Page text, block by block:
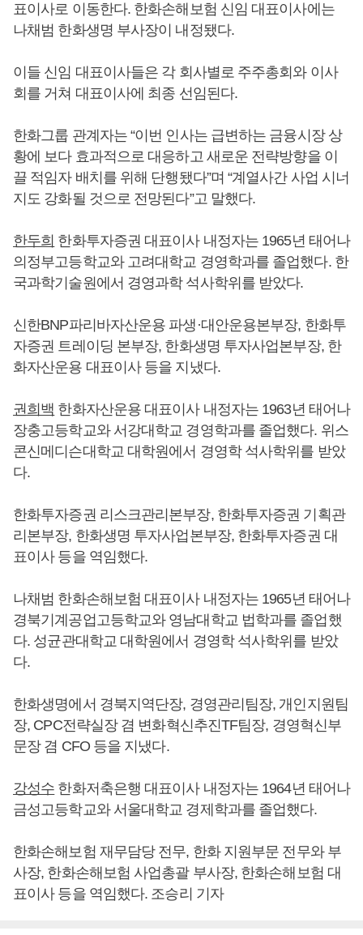
표이사로 이동한다. 한화손해보험 신임 대표이사에는
나채범 한화생명 부사장이 내정됐다.
이들 신임 대표이사들은 각 회사별로 주주총회와 이사
회를 거쳐 대표이사에 최종 선임된다.
한화그룹 관계자는 “이번 인사는 급변하는 금융시장 상
황에 보다 효과적으로 대응하고 새로운 전략방향을 이
끌 적임자 배치를 위해 단행됐다”며 “계열사간 사업 시너
지도 강화될 것으로 전망된다”고 말했다.
한두희 한화투자증권 대표이사 내정자는 1965년 태어나
의정부고등학교와 고려대학교 경영학과를 졸업했다. 한
국과학기술원에서 경영과학 석사학위를 받았다.
신한BNP파리바자산운용 파생·대안운용본부장, 한화투
자증권 트레이딩 본부장, 한화생명 투자사업본부장, 한
화자산운용 대표이사 등을 지냈다.
권희백 한화자산운용 대표이사 내정자는 1963년 태어나
장충고등학교와 서강대학교 경영학과를 졸업했다. 위스
콘신메디슨대학교 대학원에서 경영학 석사학위를 받았
다.
한화투자증권 리스크관리본부장, 한화투자증권 기획관
리본부장, 한화생명 투자사업본부장, 한화투자증권 대
표이사 등을 역임했다.
나채범 한화손해보험 대표이사 내정자는 1965년 태어나
경북기계공업고등학교와 영남대학교 법학과를 졸업했
다. 성균관대학교 대학원에서 경영학 석사학위를 받았
다.
한화생명에서 경북지역단장, 경영관리팀장, 개인지원팀
장, CPC전략실장 겸 변화혁신추진TF팀장, 경영혁신부
문장 겸 CFO 등을 지냈다.
강성수 한화저축은행 대표이사 내정자는 1964년 태어나
금성고등학교와 서울대학교 경제학과를 졸업했다.
한화손해보험 재무담당 전무, 한화 지원부문 전무와 부
사장, 한화손해보험 사업총괄 부사장, 한화손해보험 대
표이사 등을 역임했다. 조승리 기자